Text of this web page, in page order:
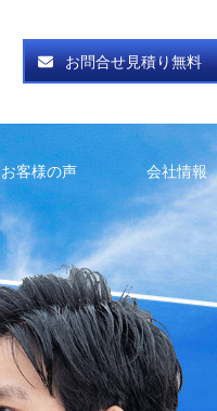
お問合せ見積り無料
お客様の声 会社情報